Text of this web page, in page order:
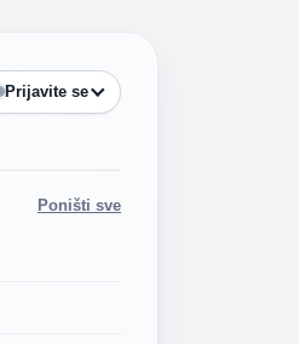
Prijavite se
Poništi sve